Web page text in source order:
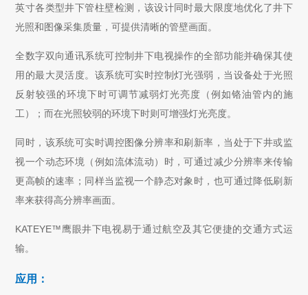
英寸各类型井下管柱壁检测，该设计同时最大限度地优化了井下
光照和图像采集质量，可提供清晰的管壁画面。
全数字双向通讯系统可控制井下电视操作的全部功能并确保其使
用的最大灵活度。该系统可实时控制灯光强弱，当设备处于光照
反射较强的环境下时可调节减弱灯光亮度（例如铬油管内的施
工）；而在光照较弱的环境下时则可增强灯光亮度。
同时，该系统可实时调控图像分辨率和刷新率，当处于下井或监
视一个动态环境（例如流体流动）时，可通过减少分辨率来传输
更高帧的速率；同样当监视一个静态对象时，也可通过降低刷新
率来获得高分辨率画面。
KATEYE™鹰眼井下电视易于通过航空及其它便捷的交通方式运
输。
应用：